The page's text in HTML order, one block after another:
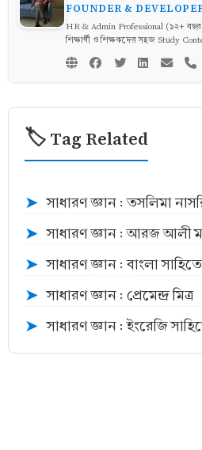
FOUNDER &
HR & Admin Professional (১২+
শিক্ষার্থী ও শিক্ষকদের সহজ Study
🏷️ Tag Related
➤ সাধারণ জ্ঞান : তসলিমা
➤ সাধারণ জ্ঞান : আরজ আলী
➤ সাধারণ জ্ঞান : বাংলা
➤ সাধারণ জ্ঞান : প্রেমেন্দ্র মিত্র
➤ সাধারণ জ্ঞান : ইংরেজি